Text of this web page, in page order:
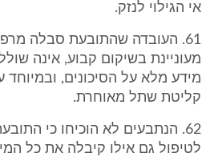
אי הגילוי לנזק.
61. העובדה שהתובעת סבלה
מעוניינת בשיקום קבוע, אינה
מידע מלא על הסיכונים, ובמיוחד
קליטת שתל מאוחרת.
62. הנתבעים לא הוכיחו כי
לטיפול גם אילו קיבלה את כל